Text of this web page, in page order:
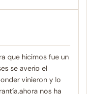
que hicimos fue un
se averio el
vinieron y lo
nos ha